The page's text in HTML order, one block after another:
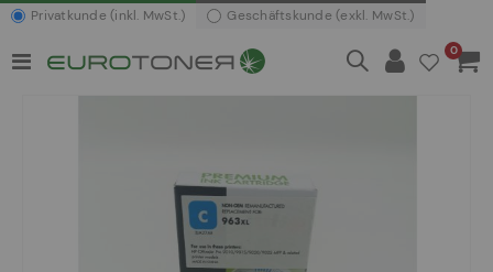
Privatkunde (inkl. MwSt.) Geschäftskunde (exkl. MwSt.)
Navigation
0Artikel